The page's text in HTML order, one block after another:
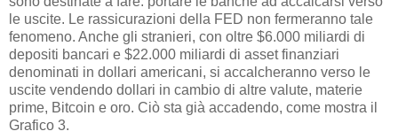
le uscite. Le rassicurazioni della FED non fermeranno tale
fenomeno. Anche gli stranieri, con oltre $6.000 miliardi di
depositi bancari e $22.000 miliardi di asset finanziari
denominati in dollari americani, si accalcheranno verso le
uscite vendendo dollari in cambio di altre valute, materie
prime, Bitcoin e oro. Ciò sta già accadendo, come mostra il
Grafico 3.